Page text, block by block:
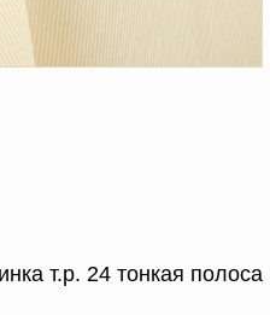
т.р. 24 тонкая полоса